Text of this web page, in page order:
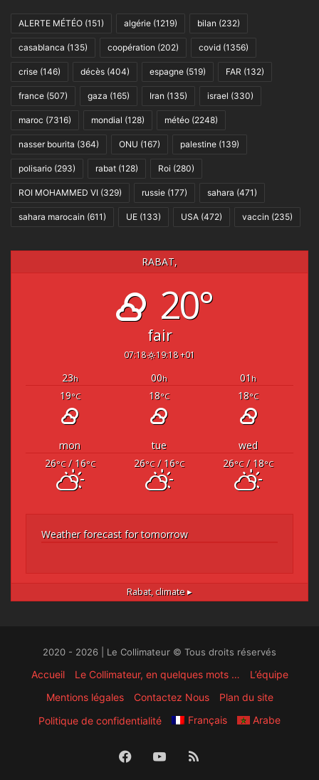
ALERTE MÉTÉO (151) algérie (1219) bilan (232)
casablanca (135) coopération (202) covid (1356)
crise (146) décès (404) espagne (519) FAR (132)
france (507) gaza (165) Iran (135) israel (330)
maroc (7316) mondial (128) météo (2248)
nasser bourita (364) ONU (167) palestine (139)
polisario (293) rabat (128) Roi (280)
ROI MOHAMMED VI (329) russie (177) sahara (471)
sahara marocain (611) UE (133) USA (472) vaccin (235)
RABAT,
20°
fair
07:18 19:18 +01
23h 00h 01 h
19°C 18°C 18°C
mon tue
wed
26°C/ 16°C 26°C/ 16°C 26°C/ 18°C
Weather forecast for tomorrow
Rabat, climate ▸
2020 - 2026 | Le Collimateur © Tous droits réservés
Accueil Le Collimateur, en quelques mots …
L’équipe
Mentions légales
Contactez Nous
Plan du site
Politique de confidentialité
Français Arabe
FacebookYouTube